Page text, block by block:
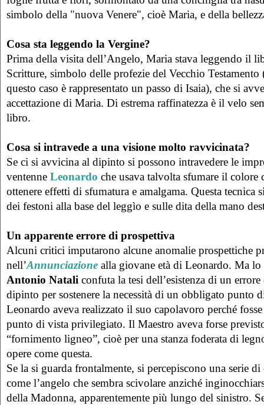
simbolo della "nuova Venere", cioè Maria, e della
Cosa sta leggendo la Vergine?
Prima della visita dell’Angelo, Maria stava leggendo il
Scritture, simbolo delle profezie del Vecchio
questo caso è rappresentato un passo di Isaia), che si
accettazione di Maria. Di estrema raffinatezza è il velo
libro.
Cosa si intravede a una visione molto ravvicinata?
Se ci si avvicina al dipinto si possono intravedere le
ventenne Leonardo che usava talvolta sfumare il colore
ottenere effetti di sfumatura e amalgama. Questa tecnica
dei festoni alla base del leggìo e sulle dita della mano
Un apparente errore di prospettiva
Alcuni critici imputarono alcune anomalie prospettiche
nell’Annunciazione alla giovane età di Leonardo. Ma lo
Antonio Natali confuta la tesi dell’esistenza di un
dipinto per sostenere la necessità di un obbligato punto
Leonardo aveva realizzato il suo capolavoro perché
punto di vista privilegiato. Il Maestro aveva forse
“fornimento ligneo”, cioè per una stanza foderata di
opere come questa.
Se la si guarda frontalmente, si percepiscono una serie
come l’angelo che sembra scivolare anziché
della Madonna, apparentemente più lungo del sinistro.